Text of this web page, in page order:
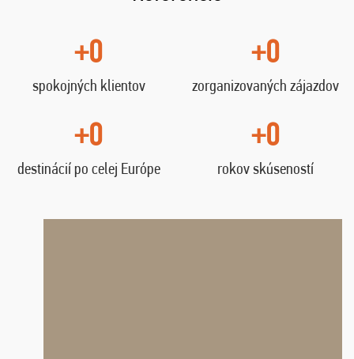
+0
spokojných klientov
+0
zorganizovaných zájazdov
+0
destinácií po celej Európe
+0
rokov skúseností